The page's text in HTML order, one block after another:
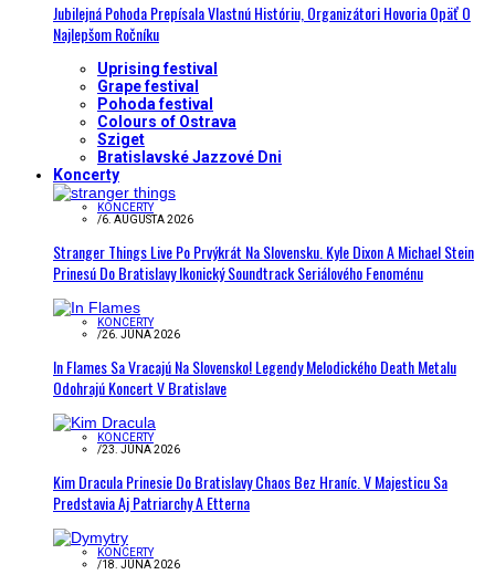
Jubilejná Pohoda Prepísala Vlastnú Históriu, Organizátori Hovoria Opäť O
Najlepšom Ročníku
Uprising festival
Grape festival
Pohoda festival
Colours of Ostrava
Sziget
Bratislavské Jazzové Dni
Koncerty
KONCERTY
/6. AUGUSTA 2026
Stranger Things Live Po Prvýkrát Na Slovensku. Kyle Dixon A Michael Stein
Prinesú Do Bratislavy Ikonický Soundtrack Seriálového Fenoménu
KONCERTY
/26. JÚNA 2026
In Flames Sa Vracajú Na Slovensko! Legendy Melodického Death Metalu
Odohrajú Koncert V Bratislave
KONCERTY
/23. JÚNA 2026
Kim Dracula Prinesie Do Bratislavy Chaos Bez Hraníc. V Majesticu Sa
Predstavia Aj Patriarchy A Etterna
KONCERTY
/18. JÚNA 2026